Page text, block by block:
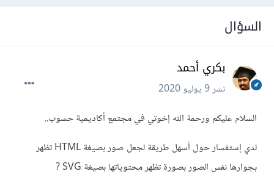
السؤال
بكري أحمد
نشر9 يوليو 2020
السلام عليكم ورحمة الله إخوتي في مجتمع أكاديمية حسوب..
لدي إستفسار حول أسهل طريقة لجعل صور بصيغة HTML تظهر
بجوارها نفس الصور بصورة تظهر محتوياتها بصيغة SVG ?